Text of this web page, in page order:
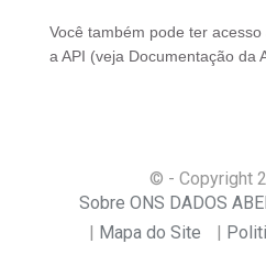
Você também pode ter
a API (veja Documentação da
© - Copyright
Sobre ONS DADOS
Mapa do Site